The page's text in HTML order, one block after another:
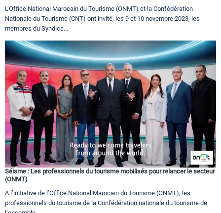
L’Office National Marocain du Tourisme (ONMT) et la Confédération
Nationale du Tourisme (CNT) ont invité, les 9 et 10 novembre 2023, les
membres du Syndica...
Séisme : Les professionnels du tourisme mobilisés pour relancer le secteur
(ONMT)
A l’initiative de l’Office National Marocain du Tourisme (ONMT), les
professionnels du tourisme de la Confédération nationale du tourisme de